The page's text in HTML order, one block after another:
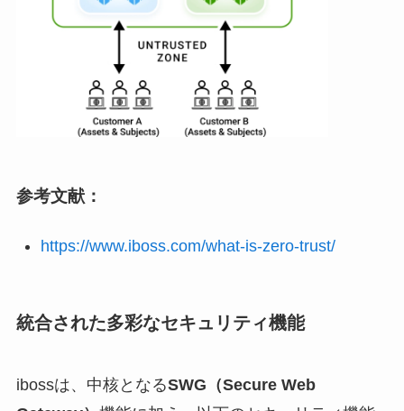
参考文献：
https://www.iboss.com/what-is-zero-trust/
統合された多彩なセキュリティ機能
ibossは、中核となるSWG（Secure Web